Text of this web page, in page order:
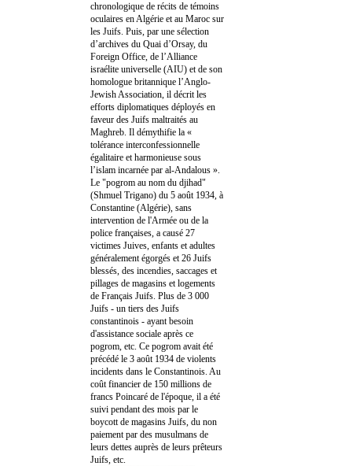
chronologique de récits de témoins
oculaires en Algérie et au Maroc sur
les Juifs. Puis, par une sélection
d’archives du Quai d’Orsay, du
Foreign Office, de l’Alliance
israélite universelle (AIU) et de son
homologue britannique l’Anglo-
Jewish Association, il décrit les
efforts diplomatiques déployés en
faveur des Juifs maltraités au
Maghreb. Il démythifie la «
tolérance interconfessionnelle
égalitaire et harmonieuse sous
l’islam incarnée par al-Andalous ».
Le "pogrom au nom du djihad"
(Shmuel Trigano) du 5 août 1934, à
Constantine (Algérie), sans
intervention de l'Armée ou de la
police françaises, a causé 27
victimes Juives, enfants et adultes
généralement égorgés et 26 Juifs
blessés, des incendies, saccages et
pillages de magasins et logements
de Français Juifs. Plus de 3 000
Juifs - un tiers des Juifs
constantinois - ayant besoin
d'assistance sociale après ce
pogrom, etc. Ce pogrom avait été
précédé le 3 août 1934 de violents
incidents dans le Constantinois. Au
coût financier de 150 millions de
francs Poincaré de l'époque, il a été
suivi pendant des mois par le
boycott de magasins Juifs, du non
paiement par des musulmans de
leurs dettes auprès de leurs prêteurs
Juifs, etc.